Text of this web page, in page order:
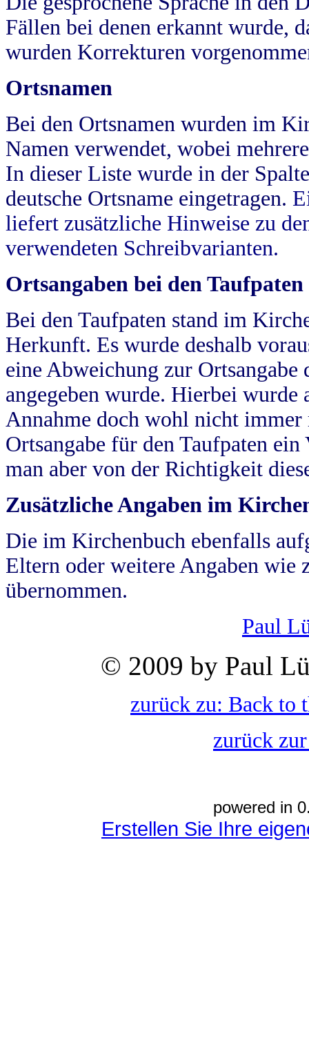
Fällen bei denen erkannt wurde,
wurden Korrekturen
Ortsnamen
Bei den Ortsnamen wurden im
Namen verwendet, wobei
In dieser Liste wurde in der
deutsche Ortsname eingetragen.
liefert zusätzliche Hinweise zu
verwendeten Schreibvarianten.
Ortsangaben bei den Taufpaten
Bei den Taufpaten stand im
Herkunft. Es wurde deshalb
eine Abweichung zur
angegeben wurde. Hierbei wurde
Annahme doch wohl nicht
Ortsangabe für den Taufpaten
man aber von der Richtigkeit
Zusätzliche Angaben im
Die im Kirchenbuch ebenfalls
Eltern oder weitere Angaben wie
übernommen.
Paul
© 2009 by Paul
zurück zu: Back to
zurück
powered in
Erstellen Sie Ihre